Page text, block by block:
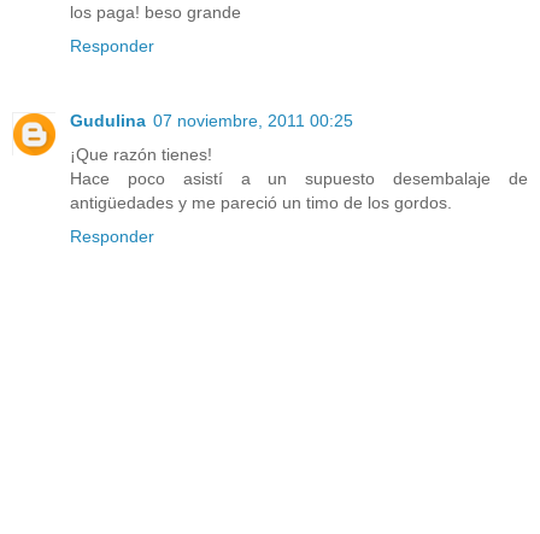
los paga! beso grande
Responder
Gudulina 07 noviembre, 2011 00:25
¡Que razón tienes!
Hace poco asistí a un supuesto desembalaje de
antigüedades y me pareció un timo de los gordos.
Responder